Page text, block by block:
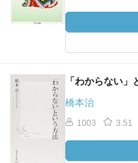
「わからない
橋本治
1003 3.51